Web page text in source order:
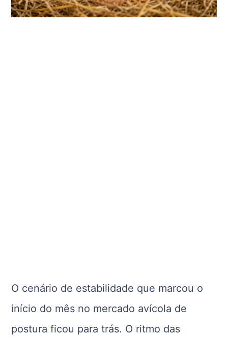
O cenário de estabilidade que marcou o
início do mês no mercado avícola de
postura ficou para trás. O ritmo das